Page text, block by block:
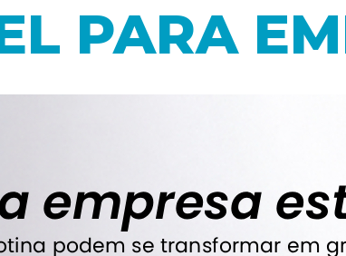
PARA